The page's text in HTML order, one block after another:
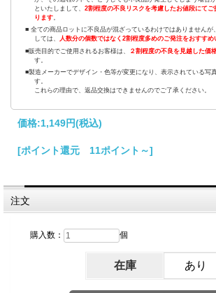
といたしまして、2割程度の不良リスクを考慮したお値段にて
ります
■ 全ての商品ロットに不良品が混ざっているわけではありませんが
しては、 人数分の個数ではなく2割程度多めのご発注をおすすめ
■販売目的でご使用されるお客様は、
２割程度の不良を見越した価
す。
■製造メーカーでデザイン・色等が変更になり、表示されている写
す。
これらの理由で、返品交換はできませんのでご了承ください。
価格:1,149円(税込)
[ポイント還元 11ポイント～]
注文
購入数： 個
在庫 あり